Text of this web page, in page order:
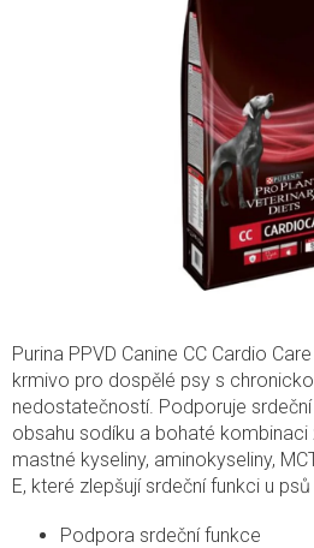
Purina PPVD Canine CC Cardio
krmivo pro dospělé psy s
nedostatečností. Podporuje
obsahu sodíku a bohaté kombinaci
mastné kyseliny, aminokyseliny,
E, které zlepšují srdeční funkci u
Podpora srdeční funkce